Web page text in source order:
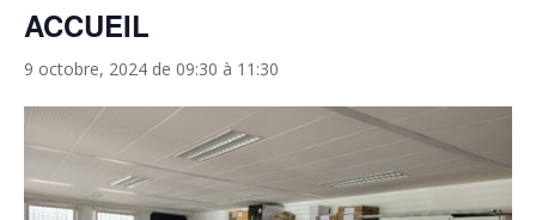
ACCUEIL
9 octobre, 2024 de 09:30 à 11:30